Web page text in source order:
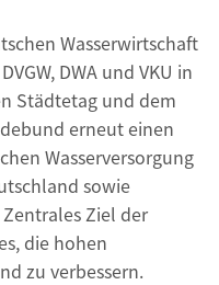
Wasserwirtschaft
DWA und VKU in
Städtetag und dem
erneut einen
Wasserversorgung
sowie
Ziel der
die hohen
zu verbessern.